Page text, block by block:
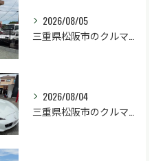
2026/08/05
2026/08/04